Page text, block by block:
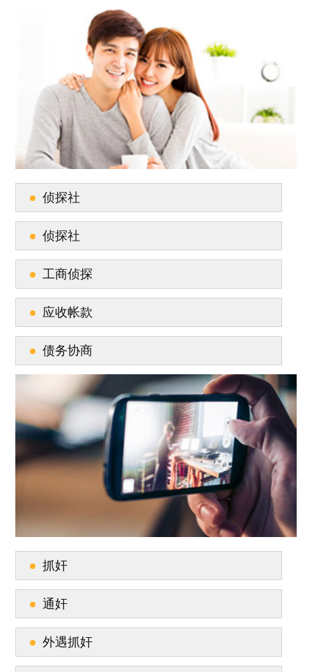
侦探社
侦探社
工商侦探
应收帐款
债务协商
抓奸
通奸
外遇抓奸